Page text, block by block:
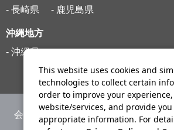
- 長崎県
- 鹿児島県
沖縄地方
- 沖縄県
会社案内 ニュース
This website uses cookies and
technologies to collect certain
order to improve your
website/services, and provide
appropriate information. For